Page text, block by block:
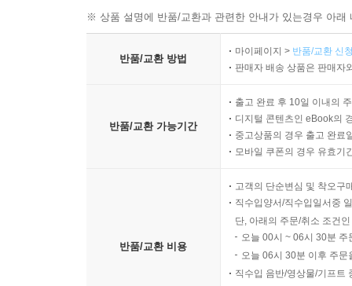
※ 상품 설명에 반품/교환과 관련한 안내가 있는경우 아
반품/교환 방법
마이페이지 > 반품/교환 신
판매자 배송 상품은 판매자
반품/교환 가능기간
출고 완료 후 10일 이내의
디지털 콘텐츠인 eBook의
중고상품의 경우 출고 완료
모바일 쿠폰의 경우 유효기
반품/교환 비용
고객의 단순변심 및 착오구
직수입양서/직수입일서중
단, 아래의 주문/취소 조건
오늘 00시 ~ 06시 30분
오늘 06시 30분 이후 주
직수입 음반/영상물/기프트